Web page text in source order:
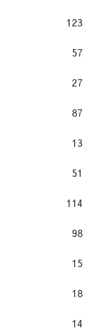
123
57
27
87
13
51
114
98
15
18
14